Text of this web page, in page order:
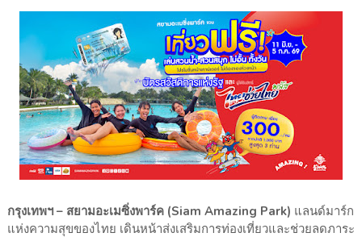
กรุงเทพฯ – สยามอะเมซิ่งพาร์ค (Siam Amazing Park) แลนด์มาร์ก
แห่งความสุขของไทย เดินหน้าส่งเสริมการท่องเที่ยวและช่วยลดภาระ